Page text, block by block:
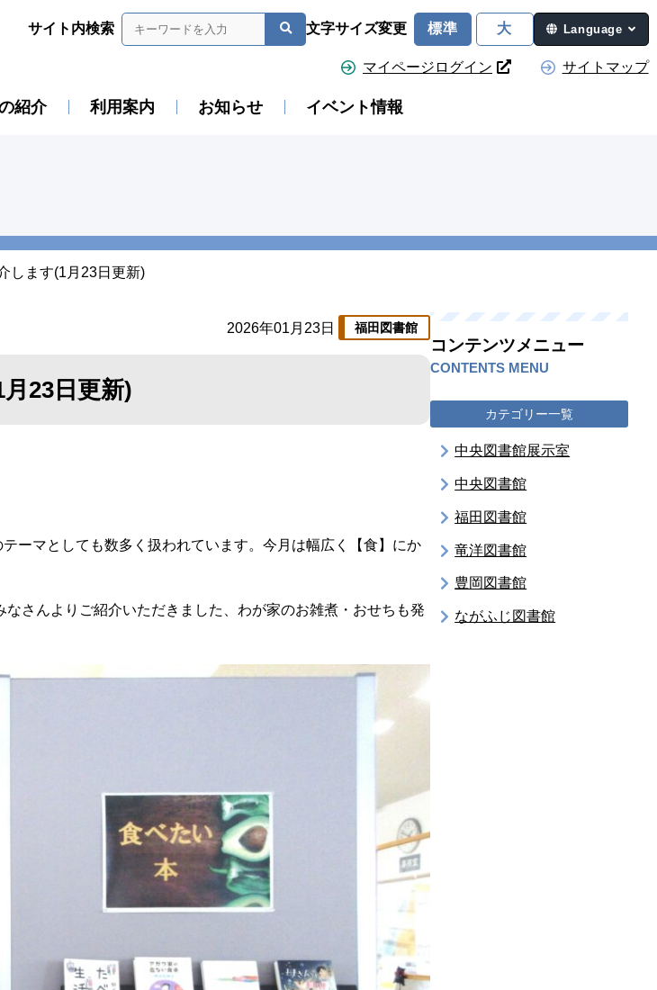
サイト内検索 文字サイズ変更 標準 大 Language
マイページログイン サイトマップ
紹介 利用案内 お知らせ イベント情報
します(1月23日更新)
2026年01月23日 福田図書館
23日更新)
ーマとしても数多く扱われています。今月は幅広く【食】にか
さんよりご紹介いただきました、わが家のお雑煮・おせちも発
コンテンツメニュー
CONTENTS MENU
カテゴリー一覧
中央図書館展示室
中央図書館
福田図書館
竜洋図書館
豊岡図書館
ながふじ図書館